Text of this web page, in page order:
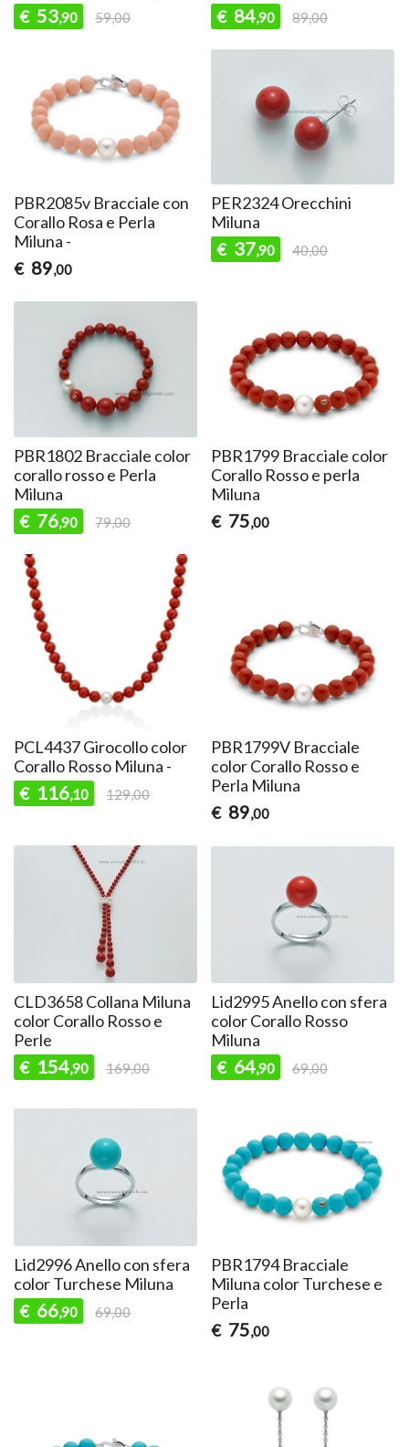
€ 53,90 59,00
€ 84,90 89,00
PBR2085v Bracciale con
Corallo Rosa e Perla
Miluna -
€ 89,00
PER2324 Orecchini
Miluna
€ 37,90 40,00
PBR1802 Bracciale color
corallo rosso e Perla
Miluna
€ 76,90 79,00
PBR1799 Bracciale color
Corallo Rosso e perla
Miluna
€ 75,00
PCL4437 Girocollo color
Corallo Rosso Miluna -
€ 116,10 129,00
PBR1799V Bracciale
color Corallo Rosso e
Perla Miluna
€ 89,00
CLD3658 Collana Miluna
color Corallo Rosso e
Perle
€ 154,90 169,00
Lid2995 Anello con sfera
color Corallo Rosso
Miluna
€ 64,90 69,00
Lid2996 Anello con sfera
color Turchese Miluna
€ 66,90 69,00
PBR1794 Bracciale
Miluna color Turchese e
Perla
€ 75,00